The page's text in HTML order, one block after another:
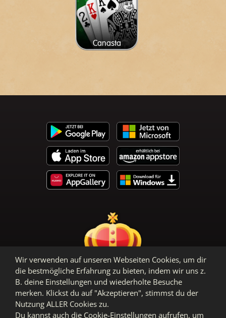
Canasta
AGB Datenschutz Impressum
Wir verwenden auf unseren Webseiten Cookies, um dir
die bestmögliche Erfahrung zu bieten, indem wir uns z.
B. deine Einstellungen und wiederholte Besuche
merken. Klickst du auf "Akzeptieren", stimmst du der
Nutzung ALLER Cookies zu.
Du kannst auch die Cookie-Einstellungen aufrufen, um